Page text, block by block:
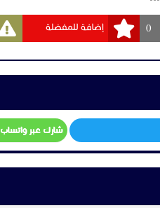
0 إضافة للمفضلة
شارك عبر واتساب